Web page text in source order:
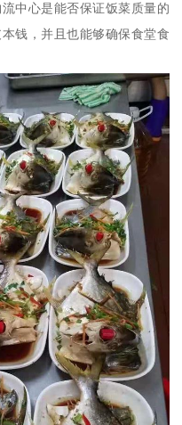
中心是能否保证饭菜质量的
钱，并且也能够确保食堂食